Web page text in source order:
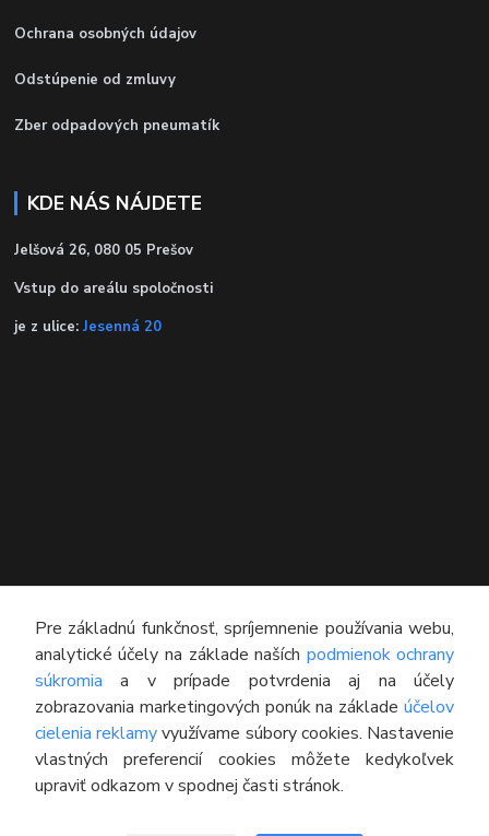
Ochrana osobných údajov
Odstúpenie od zmluvy
Zber odpadových pneumatík
KDE NÁS NÁJDETE
Jelšová 26, 080 05 Prešov
Vstup do areálu spoločnosti
je z ulice: Jesenná 20
KONTAKT
Technický poradca
0948 609 608
(Po-Pia, 8:00-16:30)
info@pneumatikyaprotektory.sk
Pre základnú funkčnosť, spríjemnenie používania webu,
analytické účely na základe naších podmienok ochrany
súkromia a v prípade potvrdenia aj na účely
zobrazovania marketingových ponúk na základeúčelov
cielenia reklamyvyužívame súbory cookies. Nastavenie
vlastných preferencií cookies môžete kedykoľvek
upraviť odkazom v spodnej časti stránok.